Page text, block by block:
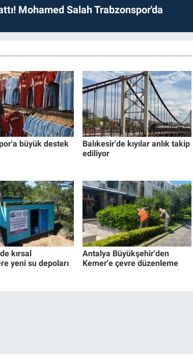
Mohamed Salah Trabzonspor'da
büyük destek
Balıkesir'de kıyılar anlık takip
ediliyor
kırsal
yeni su depoları
Antalya Büyükşehir'den
Kemer'e çevre düzenleme